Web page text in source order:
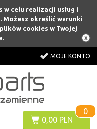
celu realizacji usług i
. Możesz określić warunki
cookies w Twojej
MOJE KONTO
0,00 PLN
0